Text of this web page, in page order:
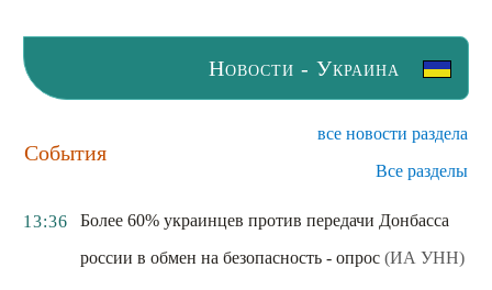
Новости - Украина
События
все новости раздела
Все разделы
13:36
Более 60% украинцев против передачи Донбасса
россии в обмен на безопасность - опрос (ИА УНН)